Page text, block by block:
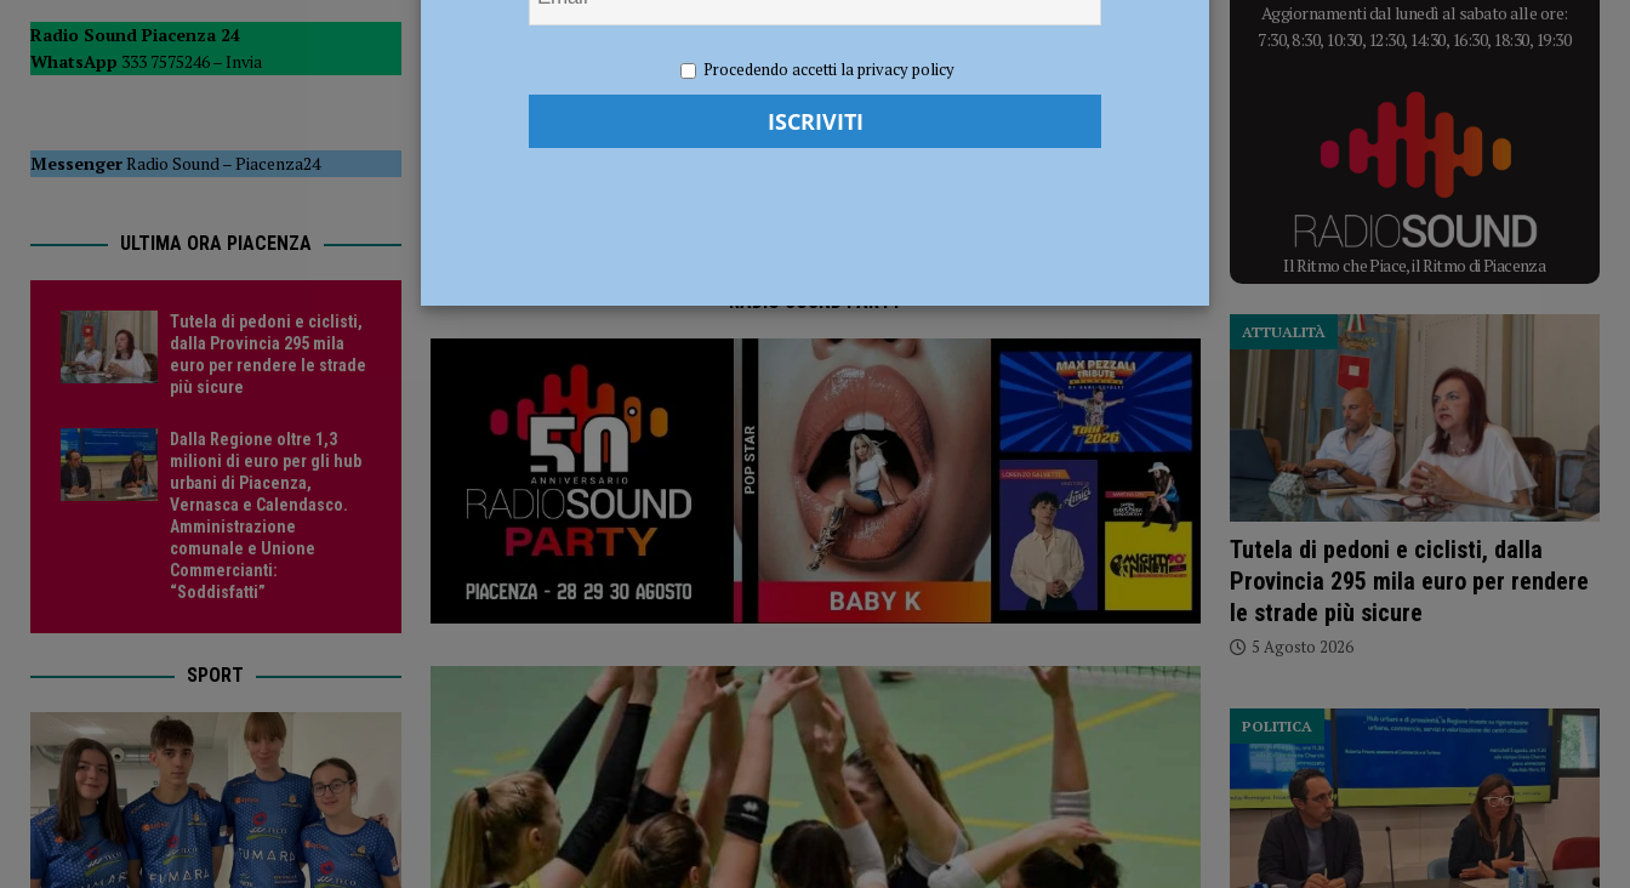
POLITICA
[ 5 Agosto 2026 ] Caldo estremo e asili nido, Tagliaferri (FdI): “Verificare subito la situazione nella provincia di Piacenza”
RADIO SOUND PARTY
Radio Sound Piacenza 24
WhatsApp 333 7575246 – Invia
MessengerRadio Sound–Piacenza24
ULTIMA ORA PIACENZA
Tutela di pedoni e ciclisti,
dalla Provincia 295 mila
euro per rendere le strade
più sicure
Dalla Regione oltre 1,3
milioni di euro per gli hub
urbani di Piacenza,
Vernasca e Calendasco.
Amministrazione
comunale e Unione
Commercianti:
“Soddisfatti”
SPORT
Aggiornamenti dal lunedì al sabato alle ore:
7:30, 8:30, 10:30, 12:30, 14:30, 16:30, 18:30, 19:30
Il Ritmo che Piace, il Ritmo di Piacenza
Tutela di pedoni e ciclisti, dalla
Provincia 295 mila euro per rendere
le strade più sicure
ATTUALITÀ
5 Agosto 2026
POLITICA
Procedendo accetti la privacy policy